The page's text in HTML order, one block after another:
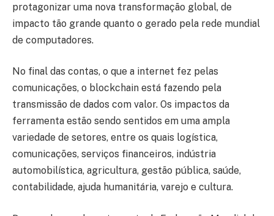
protagonizar uma nova transformação global, de
impacto tão grande quanto o gerado pela rede mundial
de computadores.
No final das contas, o que a internet fez pelas
comunicações, o blockchain está fazendo pela
transmissão de dados com valor. Os impactos da
ferramenta estão sendo sentidos em uma ampla
variedade de setores, entre os quais logística,
comunicações, serviços financeiros, indústria
automobilística, agricultura, gestão pública, saúde,
contabilidade, ajuda humanitária, varejo e cultura.